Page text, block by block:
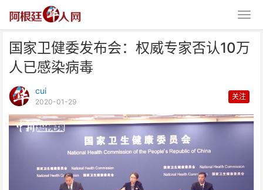
国家卫健委发布会：权威专家否认10万
人已感染病毒
cui
2020-01-29
关注
国家卫健委发布会：权威专家否认
10万人已感染病毒